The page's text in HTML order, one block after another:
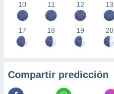
10 11 12 13
17 18 19 20
Compartir predicción